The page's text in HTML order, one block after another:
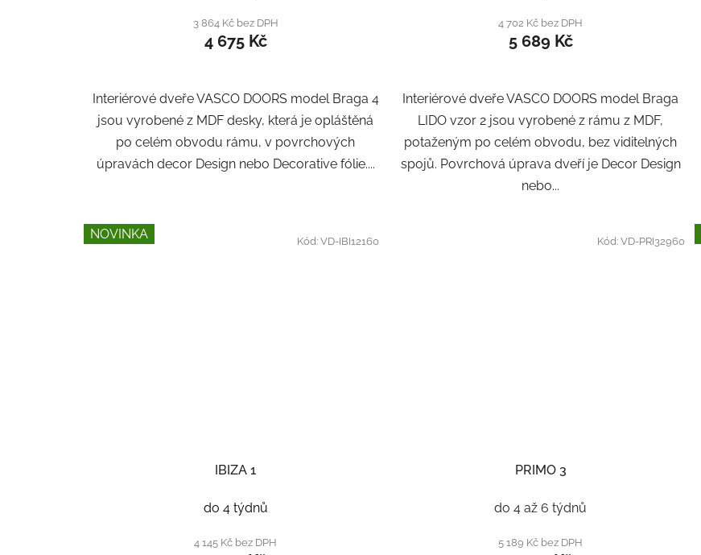
3 864 Kč bez DPH
4 675 Kč
Interiérové dveře VASCO DOORS model Braga 4
jsou vyrobené z MDF desky, která je opláštěná
po celém obvodu rámu, v povrchových
úpravách decor Design nebo Decorative fólie....
4 702 Kč bez DPH
5 689 Kč
Interiérové dveře VASCO DOORS model Braga
LIDO vzor 2 jsou vyrobené z rámu z MDF,
potaženým po celém obvodu, bez viditelných
spojů. Povrchová úprava dveří je Decor Design
nebo...
NOVINKA
IBIZA 1
do 4 týdnů
4 145 Kč bez DPH
Kód:VD-IBI12160
PRIMO 3
do 4 až 6 týdnů
5 189 Kč bez DPH
Kód:VD-PRI32960